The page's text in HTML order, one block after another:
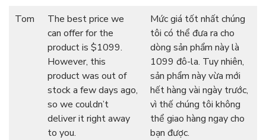
Tom
The best price we
can offer for the
product is $1099.
However, this
product was out of
stock a few days ago,
so we couldn’t
deliver it right away
to you.
Mức giá tốt nhất chúng
tôi có thể đưa ra cho
dòng sản phẩm này là
1099 đô-la. Tuy nhiên,
sản phẩm này vừa mới
hết hàng vài ngày trước,
vì thế chúng tôi không
thể giao hàng ngay cho
bạn được.